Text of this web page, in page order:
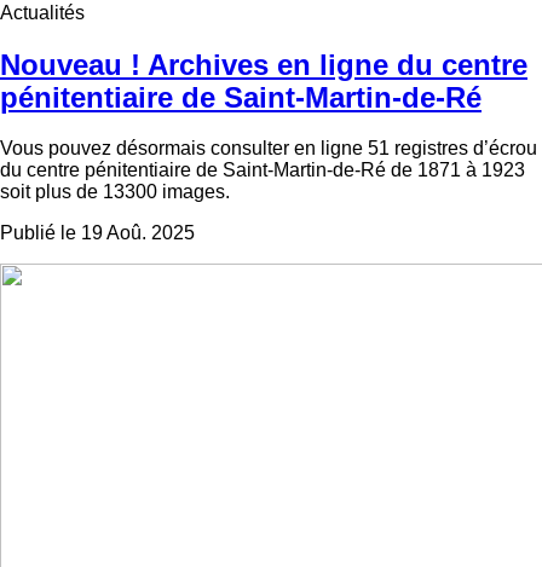
Actualités
Nouveau ! Archives en ligne du centre
pénitentiaire de Saint-Martin-de-Ré
Vous pouvez désormais consulter en ligne 51 registres d’écrou
du centre pénitentiaire de Saint-Martin-de-Ré de 1871 à 1923
soit plus de 13300 images.
Publié le 19 Aoû. 2025